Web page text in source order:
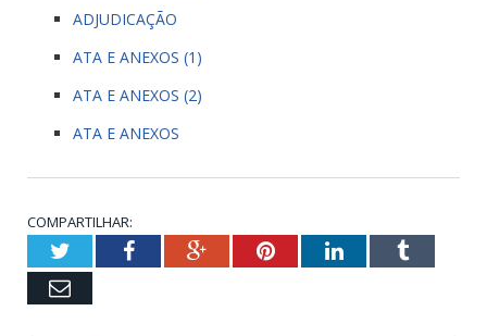
ADJUDICAÇÃO
ATA E ANEXOS (1)
ATA E ANEXOS (2)
ATA E ANEXOS
COMPARTILHAR:
TwitterFacebookGoogle+PinterestLinkedInTumblr
Email